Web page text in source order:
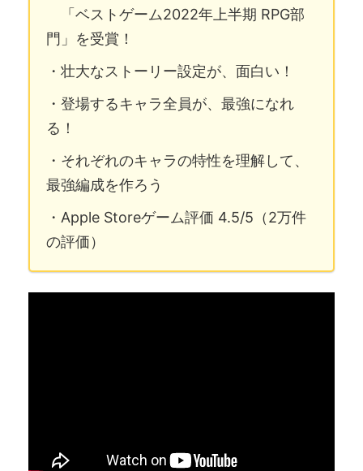
「ベストゲーム2022年上半期 RPG部
門」を受賞！
・壮大なストーリー設定が、面白い！
・登場するキャラ全員が、最強になれ
る！
・それぞれのキャラの特性を理解して、
最強編成を作ろう
・Apple Storeゲーム評価 4.5/5（2万件
の評価）